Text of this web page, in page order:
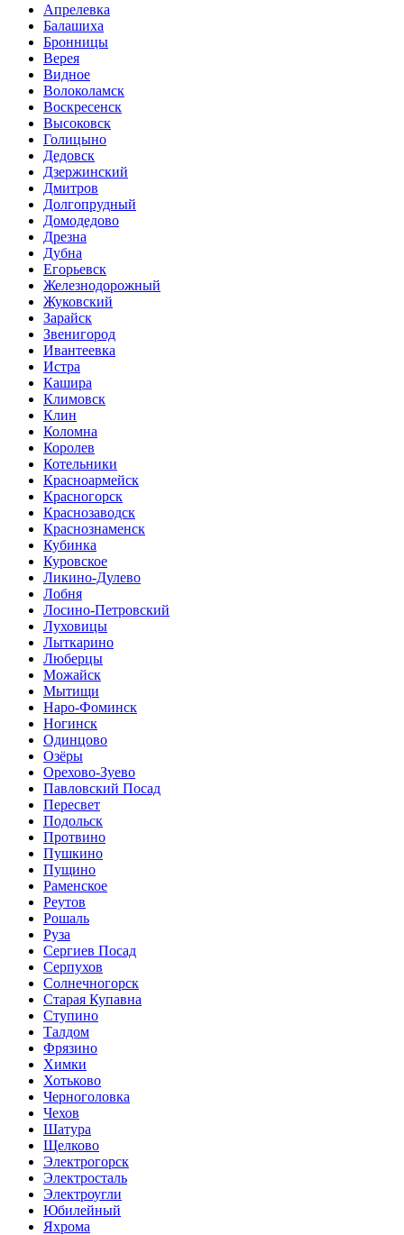
Апрелевка
Балашиха
Бронницы
Верея
Видное
Волоколамск
Воскресенск
Высоковск
Голицыно
Дедовск
Дзержинский
Дмитров
Долгопрудный
Домодедово
Дрезна
Дубна
Егорьевск
Железнодорожный
Жуковский
Зарайск
Звенигород
Ивантеевка
Истра
Кашира
Климовск
Клин
Коломна
Королев
Котельники
Красноармейск
Красногорск
Краснозаводск
Краснознаменск
Кубинка
Куровское
Ликино-Дулево
Лобня
Лосино-Петровский
Луховицы
Лыткарино
Люберцы
Можайск
Мытищи
Наро-Фоминск
Ногинск
Одинцово
Озёры
Орехово-Зуево
Павловский Посад
Пересвет
Подольск
Протвино
Пушкино
Пущино
Раменское
Реутов
Рошаль
Руза
Сергиев Посад
Серпухов
Солнечногорск
Старая Купавна
Ступино
Талдом
Фрязино
Химки
Хотьково
Черноголовка
Чехов
Шатура
Щелково
Электрогорск
Электросталь
Электроугли
Юбилейный
Яхрома